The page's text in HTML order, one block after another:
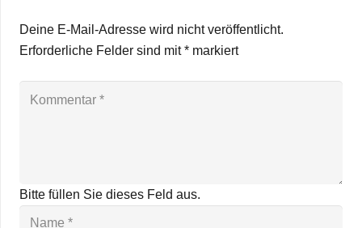
Deine E-Mail-Adresse wird nicht veröffentlicht.
Erforderliche Felder sind mit* markiert
Bitte füllen Sie dieses Feld aus.